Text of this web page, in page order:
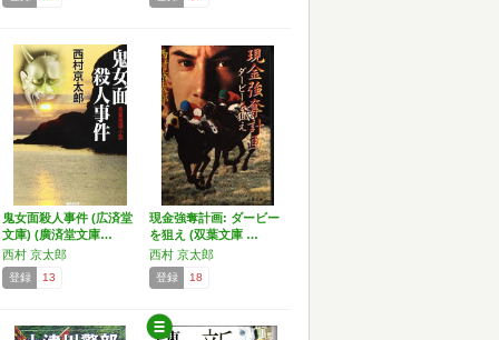
鬼女面殺人事件 (広済堂
文庫) (廣済堂文庫…
西村 京太郎
登録 13
現金強奪計画: ダービー
を狙え (双葉文庫 …
西村 京太郎
登録 18